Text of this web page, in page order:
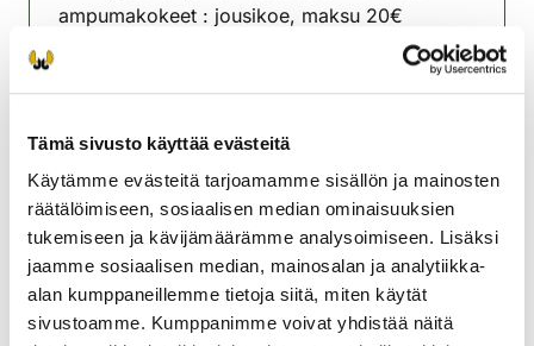
Tämä sivusto käyttää evästeitä
Käytämme evästeitä tarjoamamme sisällön ja mainosten
räätälöimiseen, sosiaalisen median ominaisuuksien
tukemiseen ja kävijämäärämme analysoimiseen. Lisäksi
jaamme sosiaalisen median, mainosalan ja analytiikka-
alan kumppaneillemme tietoja siitä, miten käytät
sivustoamme. Kumppanimme voivat yhdistää näitä
ampumakokeet : jousikoe, maksu 20€
/koesuoritus ti 4.8 , ti 11.8 , ti 18.8 , ti 25.8 , ti
1.9. , Ilmoittautuminen tiistaisin klo 17.00-
18.30.
Lempäälän seudun
riistanhoitoyhdistys
Pohjois-Häme
0440624642
lempaala@rhy.riista.fi